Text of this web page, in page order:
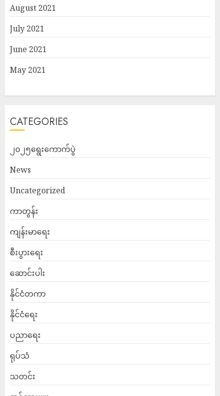
August 2021
July 2021
June 2021
May 2021
CATEGORIES
၂၀၂၅ရွေးကောက်ပွဲ
News
Uncategorized
ကာတွန်း
ကျန်းမာရေး
စီးပွားရေး
ဆောင်းပါး
နိုင်ငံတကာ
နိုင်ငံရေး
ပညာရေး
ရုပ်သံ
သတင်း